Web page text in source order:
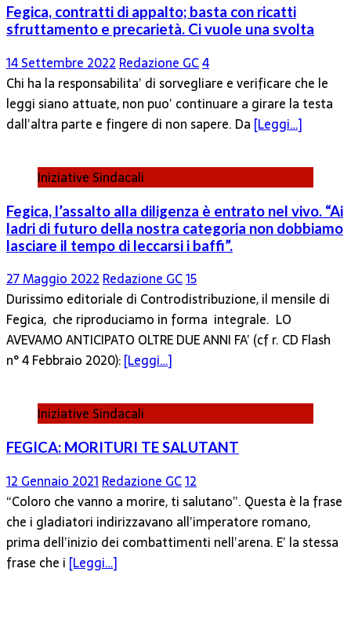
Fegica, contratti di appalto; basta con ricatti
sfruttamento e precarietà. Ci vuole una svolta
14 Settembre 2022 Redazione GC4
Chi ha la responsabilita’ di sorvegliare e verificare che le
leggi siano attuate, non puo’ continuare a girare la testa
dall’altra parte e fingere di non sapere. Da [Leggi…]
Iniziative Sindacali
Fegica, l’assalto alla diligenza è entrato nel vivo. “Ai
ladri di futuro della nostra categoria non dobbiamo
lasciare il tempo di leccarsi i baffi”.
27 Maggio 2022Redazione GC15
Durissimo editoriale di Controdistribuzione, il mensile di
Fegica, che riproduciamo in forma integrale. LO
AVEVAMO ANTICIPATO OLTRE DUE ANNI FA’ (cf r. CD Flash
n° 4 Febbraio 2020):[Leggi…]
Iniziative Sindacali
FEGICA: MORITURI TE SALUTANT
12 Gennaio 2021 Redazione GC12
“Coloro che vanno a morire, ti salutano”. Questa è la frase
che i gladiatori indirizzavano all’imperatore romano,
prima dell’inizio dei combattimenti nell’arena. E’ la stessa
frase che i [Leggi…]